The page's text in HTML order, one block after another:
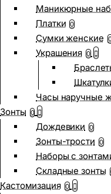
Маникюрные
Платки 0
Сумки женские
Украшения 0
Часы наручные
Зонты 0
Дождевики 0
Зонты-трости 0
Наборы с
Складные зонты
Кастомизация 0